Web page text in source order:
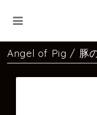
Angel of Pig / 豚